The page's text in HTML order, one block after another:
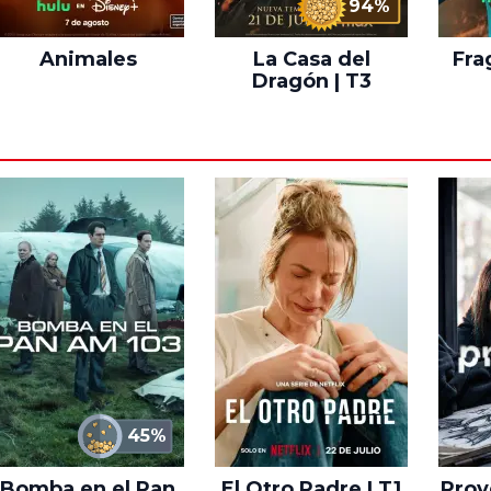
Animales
94%
La Casa del
Dragón | T3
45%